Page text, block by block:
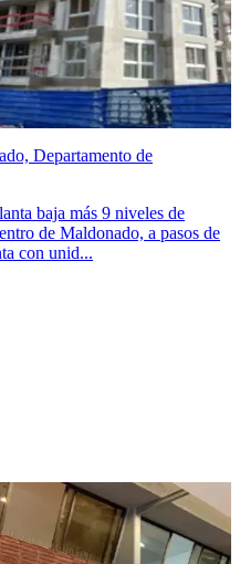
Departamento de
baja más 9 niveles de
de Maldonado, a pasos de
con unid...